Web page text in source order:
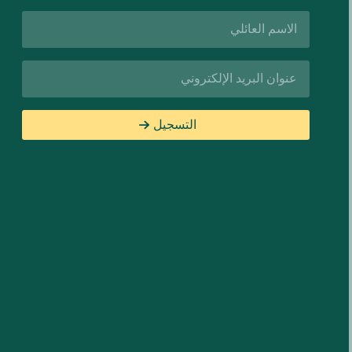
اسم
العائلة*
البريد
الإلكتروني*
التسجيل